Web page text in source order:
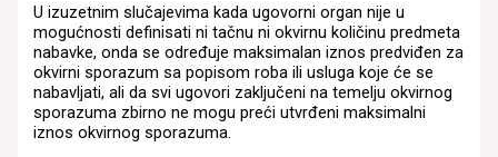
U izuzetnim slučajevima kada ugovorni organ nije u
mogućnosti definisati ni tačnu ni okvirnu količinu predmeta
nabavke, onda se određuje maksimalan iznos predviđen za
okvirni sporazum sa popisom roba ili usluga koje će se
nabavljati, ali da svi ugovori zaključeni na temelju okvirnog
sporazuma zbirno ne mogu preći utvrđeni maksimalni
iznos okvirnog sporazuma.